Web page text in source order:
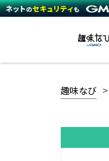
趣味なび